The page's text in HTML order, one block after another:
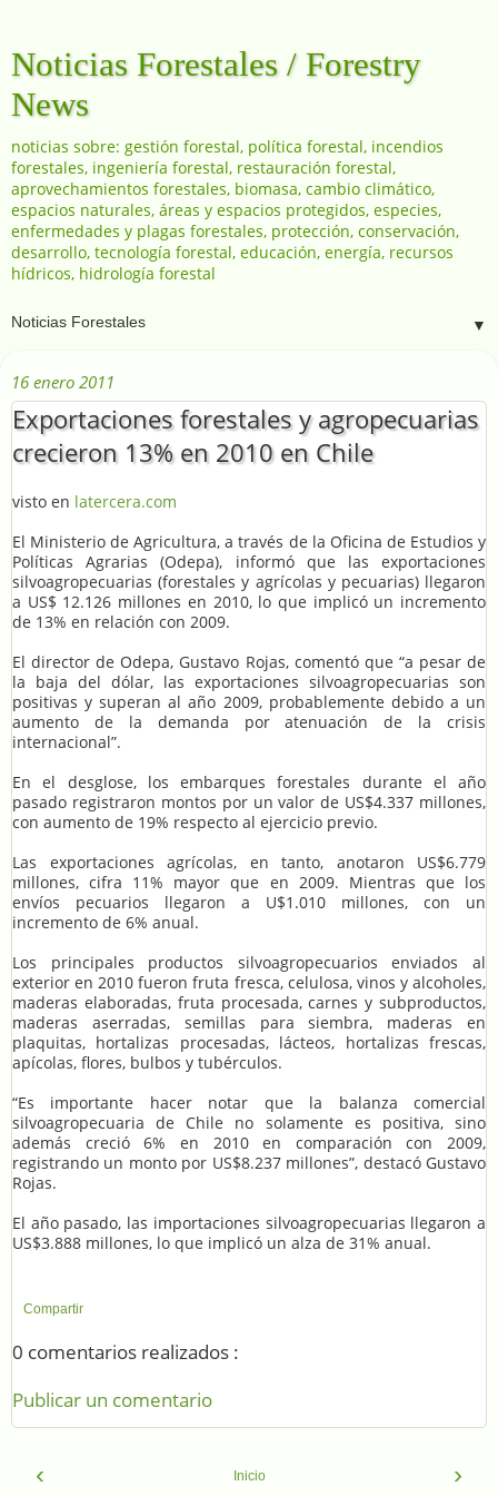
Noticias Forestales / Forestry
News
noticias sobre: gestión forestal, política forestal, incendios
forestales, ingeniería forestal, restauración forestal,
aprovechamientos forestales, biomasa, cambio climático,
espacios naturales, áreas y espacios protegidos, especies,
enfermedades y plagas forestales, protección, conservación,
desarrollo, tecnología forestal, educación, energía, recursos
hídricos, hidrología forestal
▼
16 enero 2011
Exportaciones forestales y agropecuarias
crecieron 13% en 2010 en Chile
visto en latercera.com
El Ministerio de Agricultura, a través de la Oficina de Estudios y
Políticas Agrarias (Odepa), informó que las exportaciones
silvoagropecuarias (forestales y agrícolas y pecuarias) llegaron
a US$ 12.126 millones en 2010, lo que implicó un incremento
de 13% en relación con 2009.
El director de Odepa, Gustavo Rojas, comentó que “a pesar de
la baja del dólar, las exportaciones silvoagropecuarias son
positivas y superan al año 2009, probablemente debido a un
aumento de la demanda por atenuación de la crisis
internacional”.
En el desglose, los embarques forestales durante el año
pasado registraron montos por un valor de US$4.337 millones,
con aumento de 19% respecto al ejercicio previo.
Las exportaciones agrícolas, en tanto, anotaron US$6.779
millones, cifra 11% mayor que en 2009. Mientras que los
envíos pecuarios llegaron a U$1.010 millones, con un
incremento de 6% anual.
Los principales productos silvoagropecuarios enviados al
exterior en 2010 fueron fruta fresca, celulosa, vinos y alcoholes,
maderas elaboradas, fruta procesada, carnes y subproductos,
maderas aserradas, semillas para siembra, maderas en
plaquitas, hortalizas procesadas, lácteos, hortalizas frescas,
apícolas, flores, bulbos y tubérculos.
“Es importante hacer notar que la balanza comercial
silvoagropecuaria de Chile no solamente es positiva, sino
además creció 6% en 2010 en comparación con 2009,
registrando un monto por US$8.237 millones”, destacó Gustavo
Rojas.
El año pasado, las importaciones silvoagropecuarias llegaron a
US$3.888 millones, lo que implicó un alza de 31% anual.
Compartir
0 comentarios realizados :
Publicar un comentario
‹ ›
Inicio